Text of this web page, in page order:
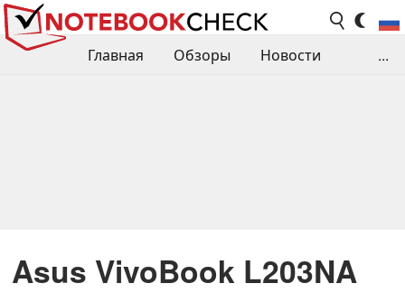
Главная Обзоры
Новости
...
Asus VivoBook L203NA